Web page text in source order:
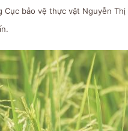
Cục bảo vệ thực vật Nguyễn